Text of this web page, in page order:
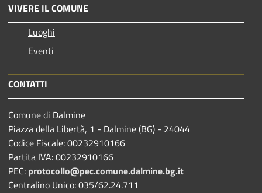
VIVERE IL COMUNE
Luoghi
Eventi
CONTATTI
Comune di Dalmine
Piazza della Libertà, 1 - Dalmine (BG) - 24044
Codice Fiscale: 00232910166
Partita IVA: 00232910166
PEC: protocollo@pec.comune.dalmine.bg.it
Centralino Unico: 035/62.24.711